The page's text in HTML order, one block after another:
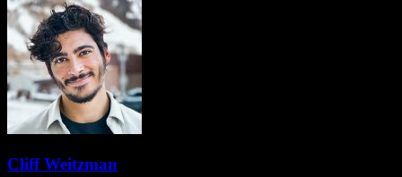
Cliff Weitzman